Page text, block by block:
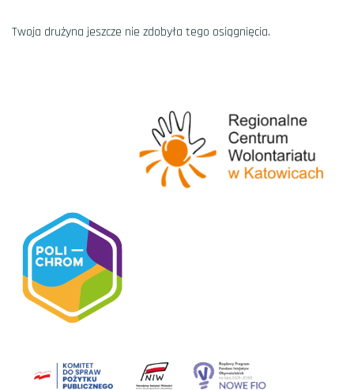
Twoja drużyna jeszcze nie zdobyła tego osiągnięcia.